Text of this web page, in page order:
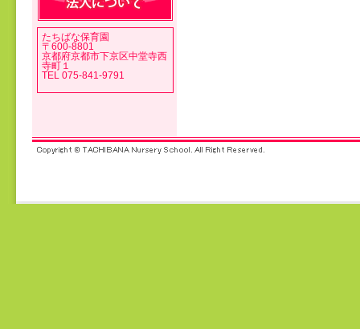
たちばな保育園
〒600-8801
京都府京都市下京区中堂寺西
寺町１
TEL 075-841-9791